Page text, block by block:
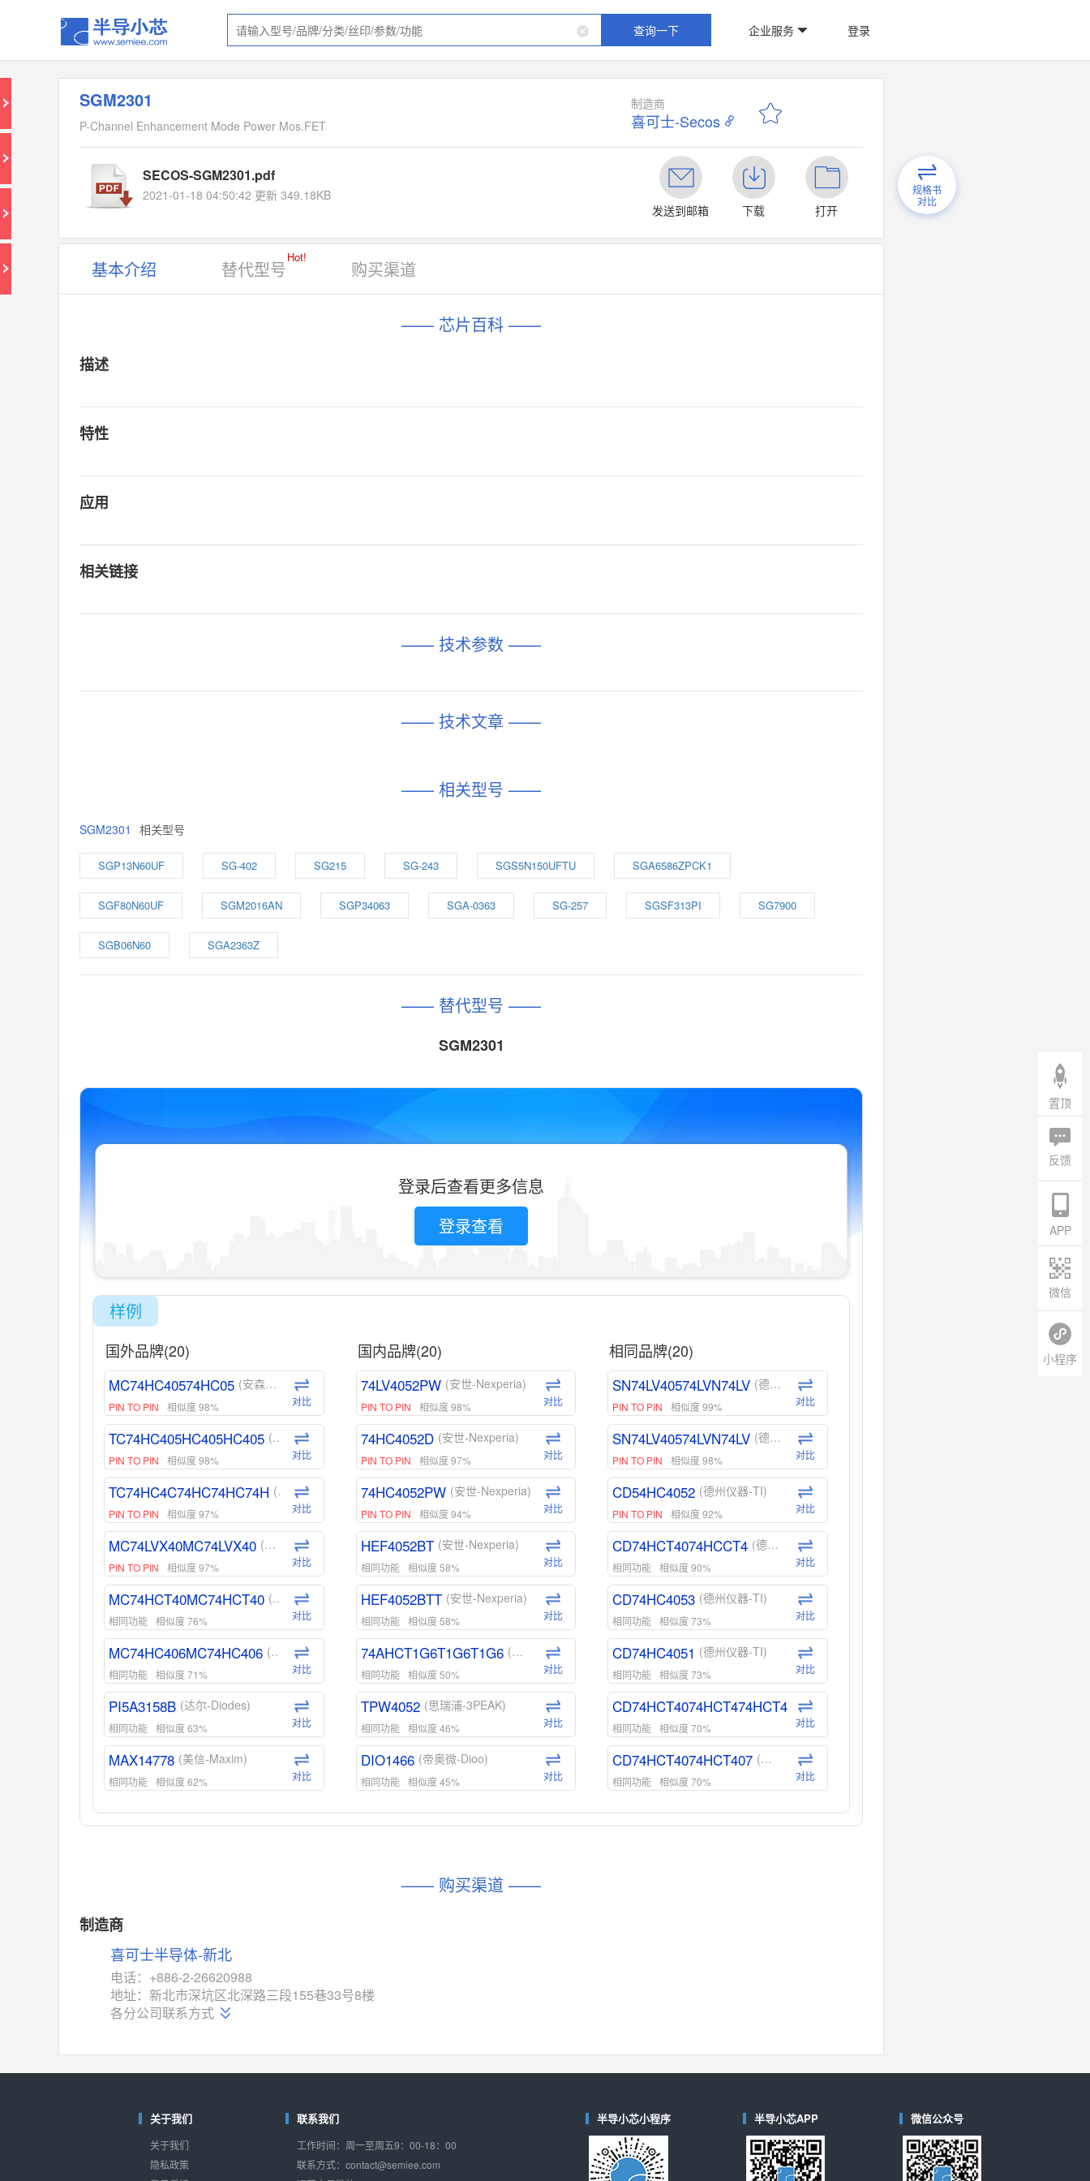
查询一下 企业服务 登录
SGM2301
P-Channel Enhancement Mode Power Mos.FET
制造商
喜可士-Secos
SECOS-SGM2301.pdf
2021-01-18 04:50:42 更新 349.18KB
发送到邮箱
下载 打开
规格书
对比
基本介绍 替代型号
Hot!
购买渠道
—— 芯片百科 ——
描述
特性
应用
相关链接
—— 技术参数 ——
—— 技术文章 ——
—— 相关型号 ——
SGM2301 相关型号
SGP13N60UF SG-402 SG215 SG-243 SGS5N150UFTU SGA6586ZPCK1
SGF80N60UF SGM2016AN SGP34063 SGA-0363 SG-257 SGSF313PI SG7900
SGB06N60 SGA2363Z
—— 替代型号 ——
SGM2301
登录后查看更多信息
登录查看
样例
国外品牌(20)
MC74HC40574HC05 (安森美-ON)
PIN TO PIN 相似度 98% 对比
TC74HC405HC405HC405 (东芝-Toshiba)
PIN TO PIN 相似度 98% 对比
TC74HC4C74HC74HC74H (东芝-Toshiba)
PIN TO PIN 相似度 97% 对比
MC74LVX40MC74LVX40 (安森美-ON)
PIN TO PIN 相似度 97% 对比
MC74HCT40MC74HCT40 (安森美-ON)
相同功能 相似度 76% 对比
MC74HC406MC74HC406 (安森美-ON)
相同功能 相似度 71% 对比
PI5A3158B (达尔-Diodes)
相同功能 相似度 63% 对比
MAX14778 (美信-Maxim)
相同功能 相似度 62% 对比
ADG1439 (亚德诺-ADI)
对比
MAX14760
M74HC4852 (意法-ST)
相同功能 相似度 52% 对比
对比
国内品牌(20)
74LV4052PW (安世-Nexperia)
PIN TO PIN 相似度 98% 对比
74HC4052D (安世-Nexperia)
PIN TO PIN 相似度 97% 对比
74HC4052PW (安世-Nexperia)
PIN TO PIN 相似度 94% 对比
HEF4052BT (安世-Nexperia)
相同功能 相似度 58% 对比
HEF4052BTT (安世-Nexperia)
相同功能 相似度 58% 对比
74AHCT1G6T1G6T1G6 (安世-Nexperia)
相同功能 相似度 50% 对比
TPW4052 (思瑞浦-3PEAK)
相同功能 相似度 46% 对比
DIO1466 (帝奥微-Dioo)
相同功能 相似度 45% 对比
DIO1159 (帝奥微-Dioo)
对比
相似度 44%
相同功能
相同品牌(20)
SN74LV40574LVN74LV (德州仪器-TI)
PIN TO PIN 相似度 99% 对比
SN74LV40574LVN74LV (德州仪器-TI)
PIN TO PIN 相似度 98% 对比
CD54HC4052 (德州仪器-TI)
PIN TO PIN 相似度 92% 对比
CD74HCT4074HCCT4 (德州仪器-TI)
相同功能 相似度 90% 对比
CD74HC4053 (德州仪器-TI)
相同功能 相似度 73% 对比
CD74HC4051 (德州仪器-TI)
相同功能 相似度 73% 对比
CD74HCT4074HCT474HCT4 (德州仪器-TI)
相同功能 相似度 70% 对比
CD74HCT4074HCT407 (德州仪器-TI)
相同功能 相似度 70% 对比
CD74HCT4D74HDCT40 (德州仪器-TI)
对比
—— 购买渠道 ——
制造商
喜可士半导体-新北
电话：+886-2-26620988
地址：新北市深坑区北深路三段155巷33号8楼
各分公司联系方式
关于我们
关于我们
隐私政策
联系我们
工作时间：周一至周五9：00-18：00
联系方式：contact@semiee.com
半导小芯小程序 半导小芯APP 微信公众号
置顶
反馈
APP
微信
小程序